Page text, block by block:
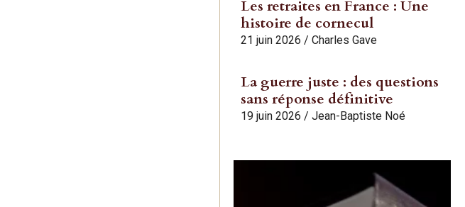
Les retraites en France : Une
histoire de cornecul
21 juin 2026 / Charles Gave
La guerre juste : des questions
sans réponse définitive
19 juin 2026 / Jean-Baptiste Noé